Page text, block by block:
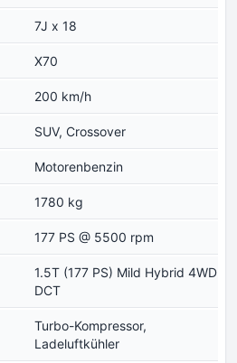
7J x 18
X70
200 km/h
SUV, Crossover
Motorenbenzin
1780 kg
177 PS @ 5500 rpm
1.5T (177 PS) Mild Hybrid 4WD
DCT
Turbo-Kompressor,
Ladeluftkühler